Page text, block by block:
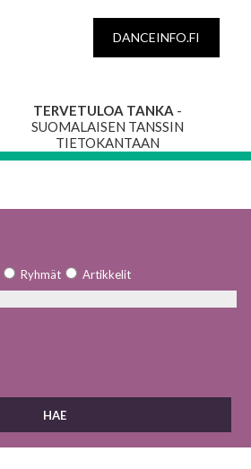
DANCEINFO.FI
TERVETULOA TANKA -
SUOMALAISEN TANSSIN
TIETOKANTAAN
Ryhmät Artikkelit